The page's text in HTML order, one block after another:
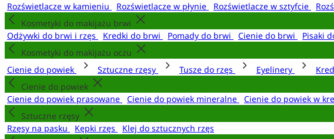
Rozświetlacze w kamieniu
Rozświetlacze w płynie Rozświetlacze w sztyfcie
Kosmetyki do makijażu brwi
Odżywki do brwi i rzęs
Kredki do brwi Pomady do brwi Cienie do brwi Pisaki
Kosmetyki do makijażu oczu
Cienie do powiek
Sztuczne rzęsy Tusze do rzęs Eyelinery
Cienie do powiek
Cienie do powiek prasowane
Cienie do powiek mineralne Cienie do powiek w
Sztuczne rzęsy
Rzęsy na pasku
Kępki rzęs
Klej do sztucznych rzęs